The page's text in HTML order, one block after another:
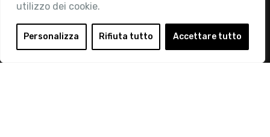
utilizzo dei cookie.
Personalizza Rifiuta tutto Accettare tutto
Area Riservata
Login
Diventa Socio